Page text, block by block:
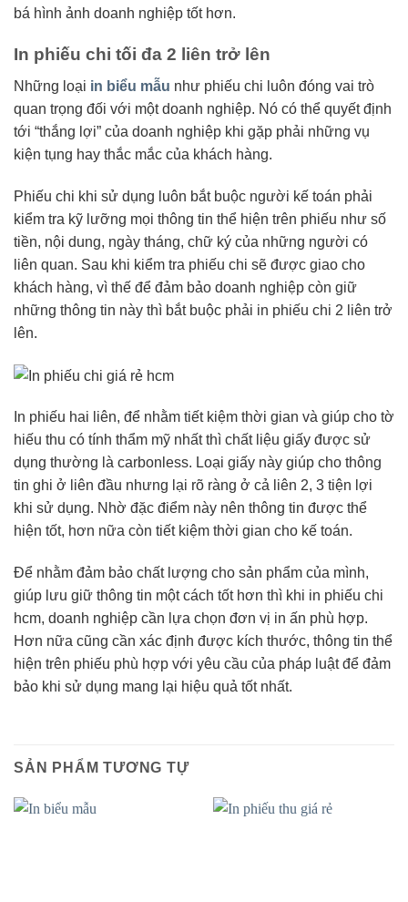
bá hình ảnh doanh nghiệp tốt hơn.
In phiếu chi tối đa 2 liên trở lên
Những loại in biểu mẫu như phiếu chi luôn đóng vai trò
quan trọng đối với một doanh nghiệp. Nó có thể quyết định
tới “thắng lợi” của doanh nghiệp khi gặp phải những vụ
kiện tụng hay thắc mắc của khách hàng.
Phiếu chi khi sử dụng luôn bắt buộc người kế toán phải
kiểm tra kỹ lưỡng mọi thông tin thể hiện trên phiếu như số
tiền, nội dung, ngày tháng, chữ ký của những người có
liên quan. Sau khi kiểm tra phiếu chi sẽ được giao cho
khách hàng, vì thế để đảm bảo doanh nghiệp còn giữ
những thông tin này thì bắt buộc phải in phiếu chi 2 liên trở
lên.
In phiếu hai liên, để nhằm tiết kiệm thời gian và giúp cho tờ
hiếu thu có tính thẩm mỹ nhất thì chất liệu giấy được sử
dụng thường là carbonless. Loại giấy này giúp cho thông
tin ghi ở liên đầu nhưng lại rõ ràng ở cả liên 2, 3 tiện lợi
khi sử dụng. Nhờ đặc điểm này nên thông tin được thể
hiện tốt, hơn nữa còn tiết kiệm thời gian cho kế toán.
Để nhằm đảm bảo chất lượng cho sản phẩm của mình,
giúp lưu giữ thông tin một cách tốt hơn thì khi in phiếu chi
hcm, doanh nghiệp cần lựa chọn đơn vị in ấn phù hợp.
Hơn nữa cũng cần xác định được kích thước, thông tin thể
hiện trên phiếu phù hợp với yêu cầu của pháp luật để đảm
bảo khi sử dụng mang lại hiệu quả tốt nhất.
SẢN PHẨM TƯƠNG TỰ